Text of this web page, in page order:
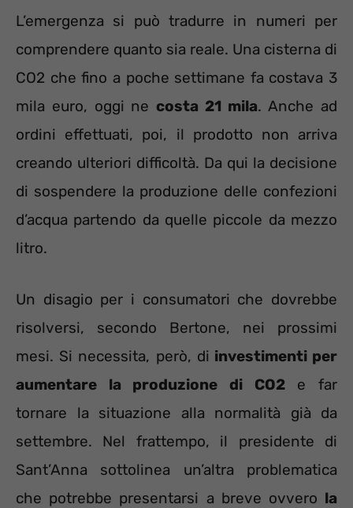
L’emergenza si può tradurre in numeri per
comprendere quanto sia reale. Una cisterna di
CO2 che fino a poche settimane fa costava 3
mila euro, oggi ne costa 21 mila. Anche ad
ordini effettuati, poi, il prodotto non arriva
creando ulteriori difficoltà. Da qui la decisione
di sospendere la produzione delle confezioni
d’acqua partendo da quelle piccole da mezzo
litro.
Un disagio per i consumatori che dovrebbe
risolversi, secondo Bertone, nei prossimi
mesi. Si necessita, però, di investimenti per
aumentare la produzione di CO2e far
tornare la situazione alla normalità già da
settembre. Nel frattempo, il presidente di
Sant’Anna sottolinea un’altra problematica
che potrebbe presentarsi a breve ovvero la